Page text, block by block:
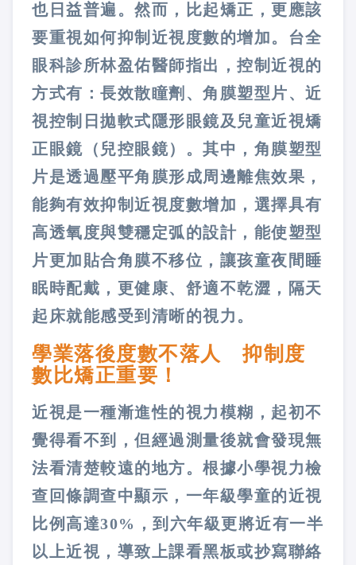
也日益普遍。然而，比起矯正，更應該
要重視如何抑制近視度數的增加。台全
眼科診所林盈佑醫師指出，控制近視的
方式有：長效散瞳劑、角膜塑型片、近
視控制日拋軟式隱形眼鏡及兒童近視矯
正眼鏡（兒控眼鏡）。其中，角膜塑型
片是透過壓平角膜形成周邊離焦效果，
能夠有效抑制近視度數增加，選擇具有
高透氧度與雙穩定弧的設計，能使塑型
片更加貼合角膜不移位，讓孩童夜間睡
眠時配戴，更健康、舒適不乾澀，隔天
起床就能感受到清晰的視力。
學業落後度數不落人 抑制度
數比矯正重要！
近視是一種漸進性的視力模糊，起初不
覺得看不到，但經過測量後就會發現無
法看清楚較遠的地方。根據小學視力檢
查回條調查中顯示，一年級學童的近視
比例高達30%，到六年級更將近有一半
以上近視，導致上課看黑板或抄寫聯絡